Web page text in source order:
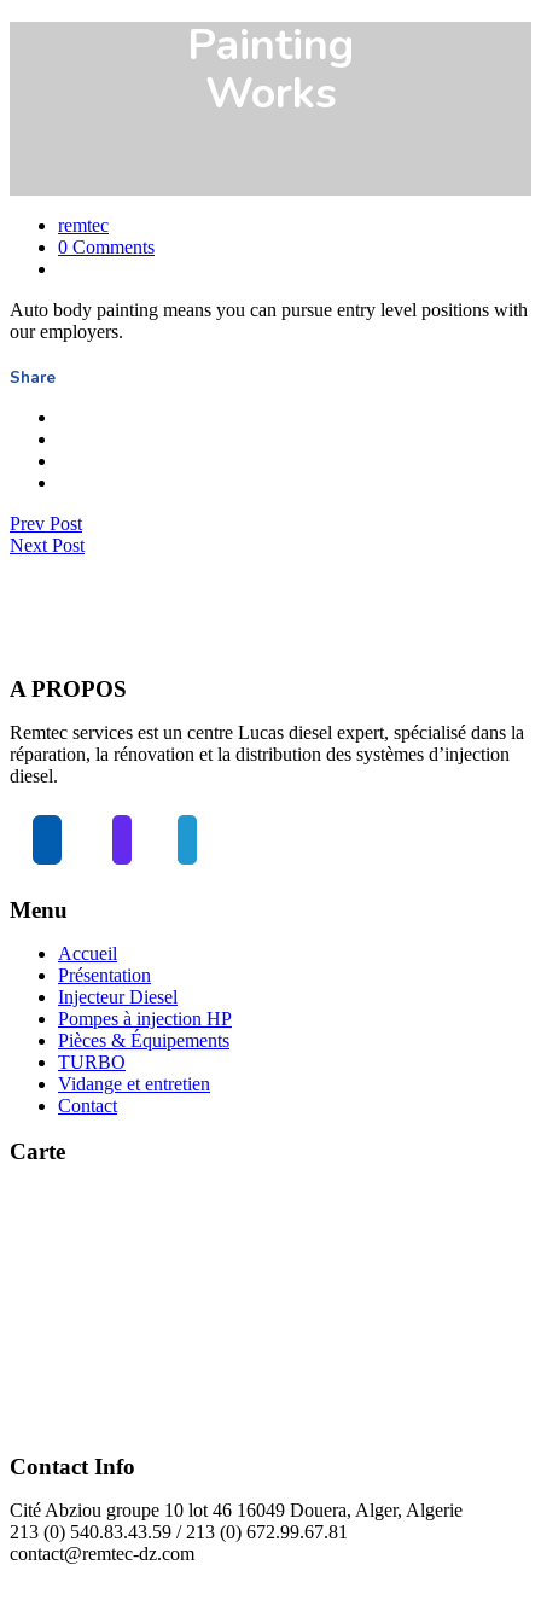
Painting
Works
remtec
0 Comments
Auto body painting means you can pursue entry level positions with
our employers.
Share
Prev Post
Next Post
A PROPOS
Remtec services est un centre Lucas diesel expert, spécialisé dans la
réparation, la rénovation et la distribution des systèmes d’injection
diesel.
Menu
Accueil
Présentation
Injecteur Diesel
Pompes à injection HP
Pièces & Équipements
TURBO
Vidange et entretien
Contact
Carte
Contact Info
Cité Abziou groupe 10 lot 46 16049 Douera, Alger, Algerie
213 (0) 540.83.43.59 / 213 (0) 672.99.67.81
contact@remtec-dz.com